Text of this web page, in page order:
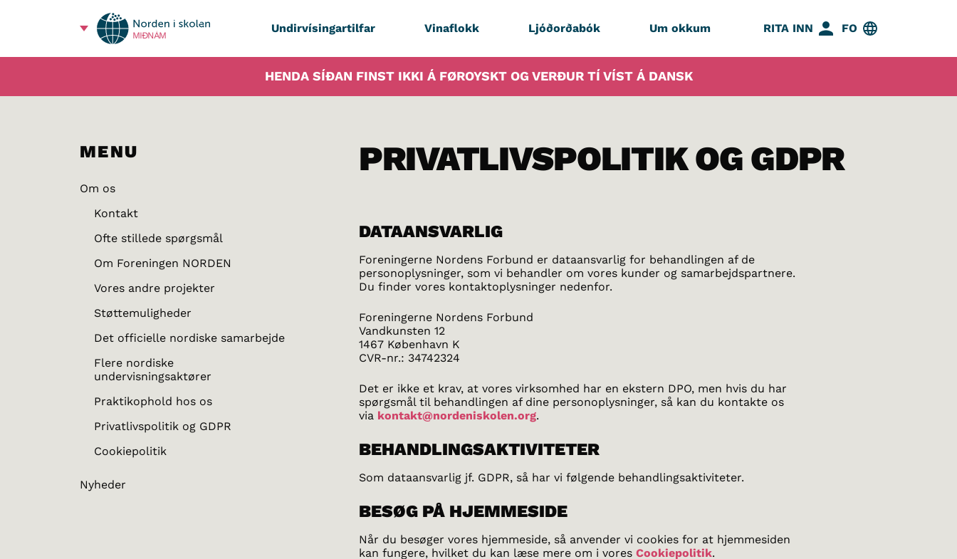
MIÐNÁM
Undirvísingartilfar Vinaflokk Ljóðorðabók Um okkum RITA INN FO
HENDA SÍÐAN FINST IKKI Á FØROYSKT OG VERÐUR TÍ VÍST Á DANSK
MENU
Om os
Kontakt
Ofte stillede spørgsmål
Om Foreningen NORDEN
Vores andre projekter
Støttemuligheder
Det officielle nordiske samarbejde
Flere nordiske
undervisningsaktører
Praktikophold hos os
Privatlivspolitik og GDPR
Cookiepolitik
Nyheder
PRIVATLIVSPOLITIK OG GDPR
DATAANSVARLIG
Foreningerne Nordens Forbund er dataansvarlig for behandlingen af de
personoplysninger, som vi behandler om vores kunder og samarbejdspartnere.
Du finder vores kontaktoplysninger nedenfor.
Foreningerne Nordens Forbund
Vandkunsten 12
1467 København K
CVR-nr.: 34742324
Det er ikke et krav, at vores virksomhed har en ekstern DPO, men hvis du har
spørgsmål til behandlingen af dine personoplysninger, så kan du kontakte os
via kontakt@nordeniskolen.org.
BEHANDLINGSAKTIVITETER
Som dataansvarlig jf. GDPR, så har vi følgende behandlingsaktiviteter.
BESØG PÅ HJEMMESIDE
Når du besøger vores hjemmeside, så anvender vi cookies for at hjemmesiden
kan fungere, hvilket du kan læse mere om i vores Cookiepolitik.